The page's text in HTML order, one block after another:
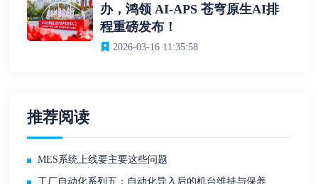
办，鸿领 AI-APS 苍穹原生AI排
程重磅发布！
2026-03-16 11:35:58
推荐阅读
MES系统上线要主要这些问题
工厂自动化系列五：自动化导入后的机台维持与保养